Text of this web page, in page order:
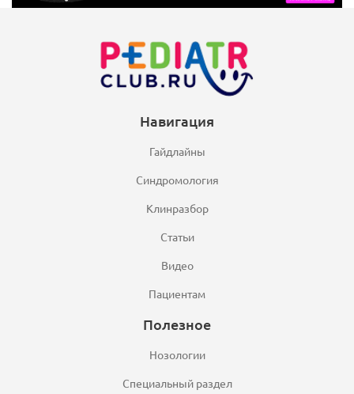
Навигация
Гайдлайны
Синдромология
Клинразбор
Статьи
Видео
Пациентам
Полезное
Нозологии
Специальный раздел